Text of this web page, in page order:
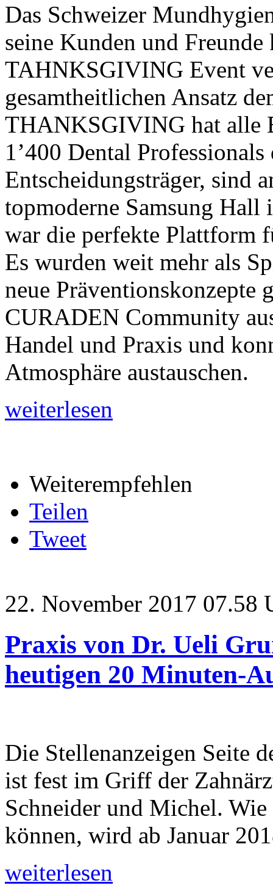
Das Schweizer
seine Kunden und
TAHNKSGIVING Event
gesamtheitlichen Ansatz
THANKSGIVING hat alle
1’400 Dental
Entscheidungsträger, sind
topmoderne Samsung
war die perfekte Plattform
Es wurden weit mehr als
neue Präventionskonzepte
CURADEN Community
Handel und Praxis und
Atmosphäre austauschen.
weiterlesen
Weiterempfehlen
Teilen
Tweet
22. November 2017 07.58
Praxis von Dr. Ueli
heutigen 20 Minuten-
Die Stellenanzeigen Seite
ist fest im Griff der
Schneider und Michel. Wie
können, wird ab Januar
weiterlesen